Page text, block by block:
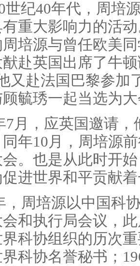
世纪40年代，周培
重大影响力的活
培源与曾任欧美
赴英国出席了牛
又赴法国巴黎参加
毓琇一起当选为
7月，应英国邀请
年10月，周培源
。也是从此时开
进世界和平贡献
，周培源以中国科
和执行局会议，
科协组织的历次
科协名誉秘书；